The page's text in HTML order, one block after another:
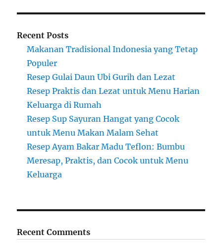
Recent Posts
Makanan Tradisional Indonesia yang Tetap
Populer
Resep Gulai Daun Ubi Gurih dan Lezat
Resep Praktis dan Lezat untuk Menu Harian
Keluarga di Rumah
Resep Sup Sayuran Hangat yang Cocok
untuk Menu Makan Malam Sehat
Resep Ayam Bakar Madu Teflon: Bumbu
Meresap, Praktis, dan Cocok untuk Menu
Keluarga
Recent Comments